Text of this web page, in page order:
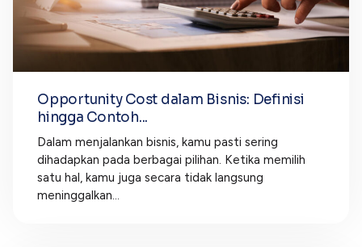
Opportunity Cost dalam Bisnis: Definisi
hingga Contoh...
Dalam menjalankan bisnis, kamu pasti sering
dihadapkan pada berbagai pilihan. Ketika memilih
satu hal, kamu juga secara tidak langsung
meninggalkan...